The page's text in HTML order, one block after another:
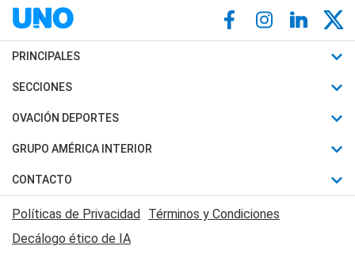
PRINCIPALES
Últimas Noticias
Política
Judiciales
Economia
SECCIONES
Horóscopo
Motores
Trucos caseros
Series y Películas
Edictos y Solicitadas
OVACIÓN DEPORTES
Fútbol
Mundial
Automovilismo
Rugby
GRUPO AMÉRICA INTERIOR
Canal 7 en Vivo
CONTACTO
Acerca de Nosotros
Contactanos
Políticas de Privacidad Términos y Condiciones
Decálogo ético de IA